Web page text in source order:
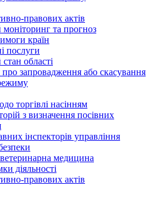
правових актів
моніторинг та прогноз
країн
послуги
області
запровадження або скасування
торгівлі насінням
з визначення посівних
інспекторів управління
медицина
діяльності
правових актів